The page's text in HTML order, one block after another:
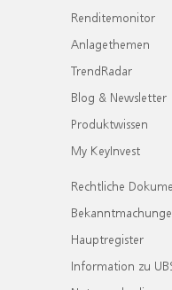
Renditemonitor
Anlagethemen
TrendRadar
Blog & Newsletter
Produktwissen
My KeyInvest
Rechtliche
Hauptregister
Information zu